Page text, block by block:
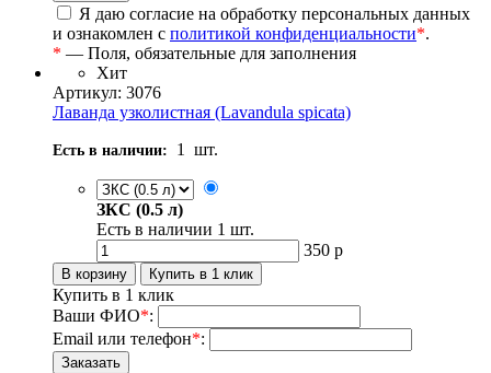
Я даю согласие на обработку персональных данных
и ознакомлен с политикой конфиденциальности*.
* — Поля, обязательные для заполнения
Хит
Артикул: 3076
Лаванда узколистная (Lavandula spicata)
Есть в наличии: 1 шт.
ЗКС (0.5 л)
Есть в наличии 1 шт.
350 р
Купить в 1 клик
Ваши ФИО*:
Email или телефон*: